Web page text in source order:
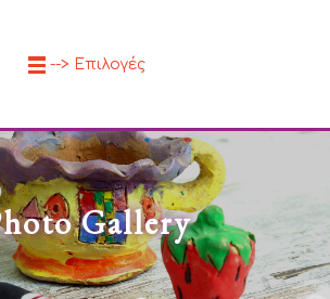
--> Επιλογές
Gallery